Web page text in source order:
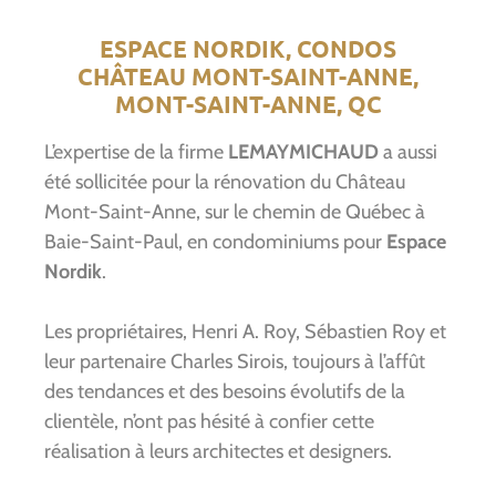
ESPACE NORDIK, CONDOS
CHÂTEAU MONT-SAINT-ANNE,
MONT-SAINT-ANNE, QC
L’expertise de la firme LEMAYMICHAUDa aussi
été sollicitée pour la rénovation du Château
Mont-Saint-Anne, sur le chemin de Québec à
Baie-Saint-Paul, en condominiums pour Espace
Nordik.
Les propriétaires, Henri A. Roy, Sébastien Roy et
leur partenaire Charles Sirois, toujours à l’affût
des tendances et des besoins évolutifs de la
clientèle, n’ont pas hésité à confier cette
réalisation à leurs architectes et designers.